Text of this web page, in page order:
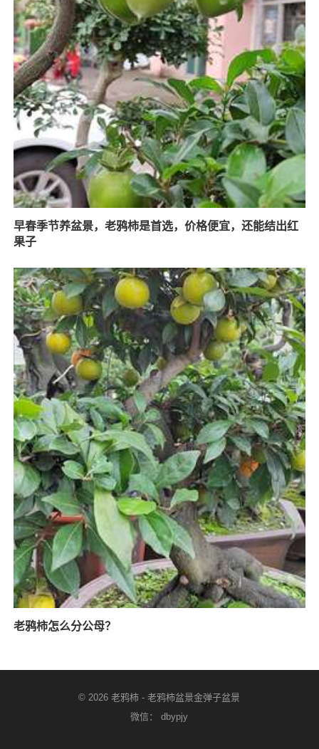
早春季节养盆景，老鸦柿是首选，价格便宜，还能结出红
果子
老鸦柿怎么分公母？
© 2026老鸦柿 -老鸦柿盆景金弹子盆景
微信： dbypjy